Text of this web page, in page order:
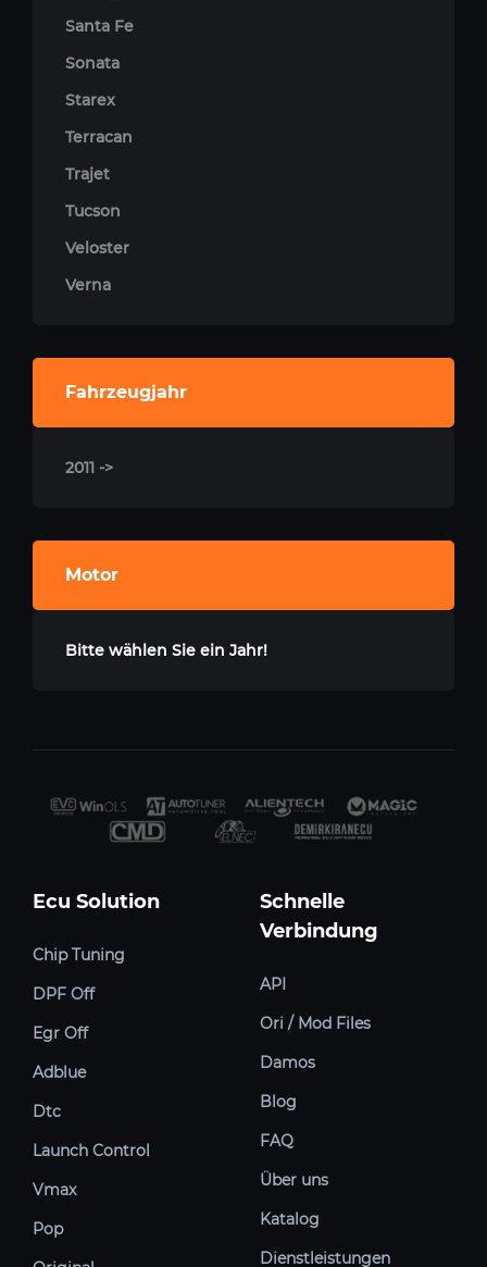
Santa Fe
Sonata
Starex
Terracan
Trajet
Tucson
Veloster
Verna
Fahrzeugjahr
2011 ->
Motor
Bitte wählen Sie ein Jahr!
Ecu Solution
Chip Tuning
DPF Off
Egr Off
Adblue
Dtc
Launch Control
Vmax
Pop
Schnelle
Verbindung
API
Ori / Mod Files
Damos
Blog
FAQ
Über uns
Katalog
Dienstleistungen